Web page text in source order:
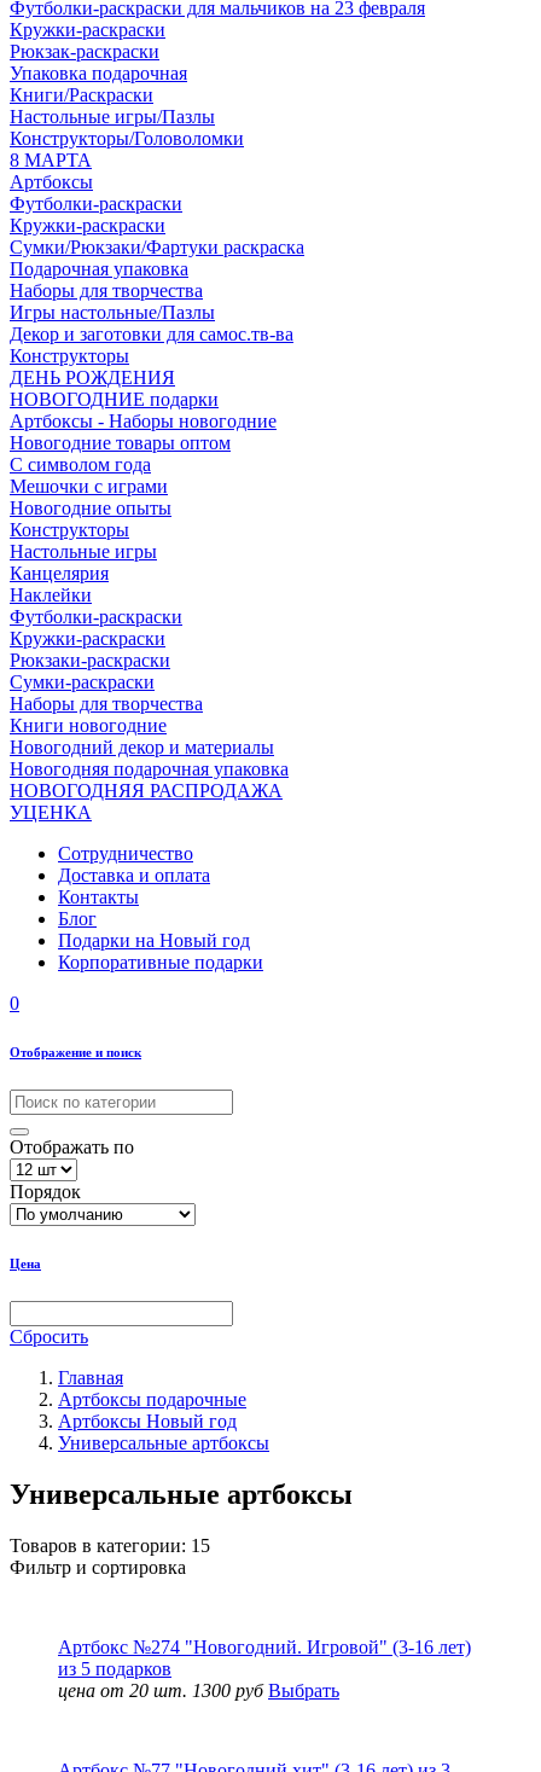
Футболки-раскраски для мальчиков на 23 февраля
Кружки-раскраски
Рюкзак-раскраски
Упаковка подарочная
Книги/Раскраски
Настольные игры/Пазлы
Конструкторы/Головоломки
8 МАРТА
Артбоксы
Футболки-раскраски
Кружки-раскраски
Сумки/Рюкзаки/Фартуки раскраска
Подарочная упаковка
Наборы для творчества
Игры настольные/Пазлы
Декор и заготовки для самос.тв-ва
Конструкторы
ДЕНЬ РОЖДЕНИЯ
НОВОГОДНИЕ подарки
Артбоксы - Наборы новогодние
Новогодние товары оптом
С символом года
Мешочки с играми
Новогодние опыты
Конструкторы
Настольные игры
Канцелярия
Наклейки
Футболки-раскраски
Кружки-раскраски
Рюкзаки-раскраски
Сумки-раскраски
Наборы для творчества
Книги новогодние
Новогодний декор и материалы
Новогодняя подарочная упаковка
НОВОГОДНЯЯ РАСПРОДАЖА
УЦЕНКА
Сотрудничество
Доставка и оплата
Контакты
Блог
Подарки на Новый год
Корпоративные подарки
0
Отображение и поиск
Отображать по
Порядок
Цена
Сбросить
Главная
Артбоксы подарочные
Артбоксы Новый год
Универсальные артбоксы
Универсальные артбоксы
Товаров в категории: 15
Фильтр и сортировка
Артбокс №274 "Новогодний. Игровой" (3-16 лет)
из 5 подарков
цена от 20 шт. 1300 руб Выбрать